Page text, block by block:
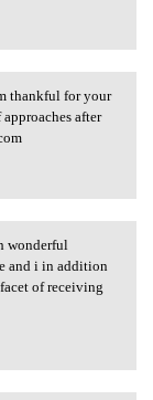
I
thankful for your
after
wonderful
and i in addition
of receiving